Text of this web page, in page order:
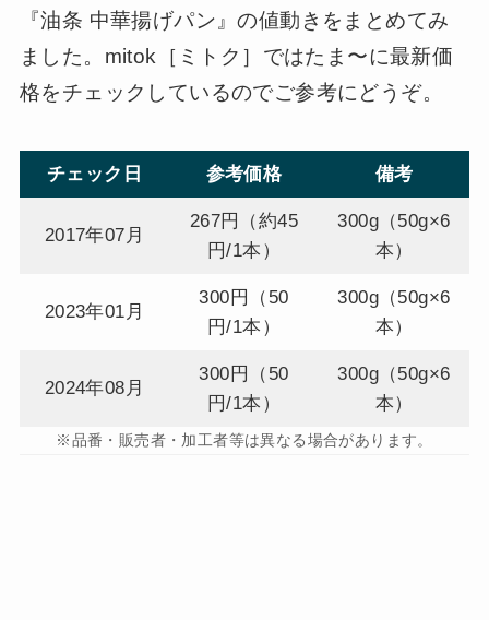
『油条 中華揚げパン』の値動きをまとめてみ
ました。mitok［ミトク］ではたま〜に最新価
格をチェックしているのでご参考にどうぞ。
チェック日 参考価格 備考
2017年07月
267円（約45
円/1本）
300g（50g×6
本）
2023年01月
300円（50
円/1本）
300g（50g×6
本）
2024年08月
300円（50
円/1本）
300g（50g×6
本）
※品番・販売者・加工者等は異なる場合があります。